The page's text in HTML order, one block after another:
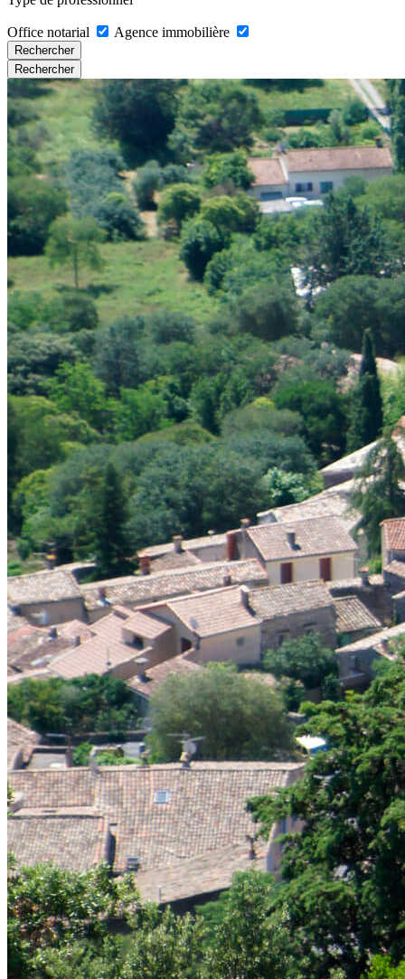
Office notarial Agence immobilière
Rechercher
Rechercher